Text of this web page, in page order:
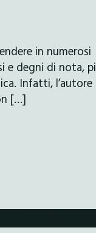
in numerosi
e degni di nota,
Infatti, l’autore
[…]